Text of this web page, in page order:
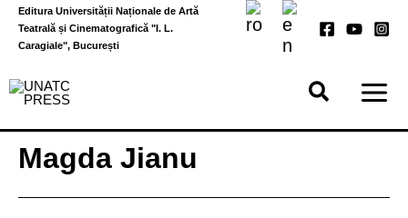
Skip
content
Editura Universității Naționale de Artă
Teatrală și Cinematografică "I. L.
Caragiale", București
Magda Jianu